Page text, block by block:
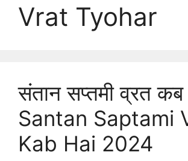
Vrat Tyohar
संतान सप्तमी व्रत
Santan Saptami
Kab Hai 2024